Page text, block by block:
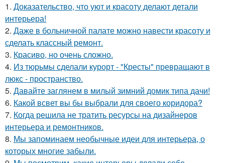
1. Доказательство, что уют и красоту делают детали
интерьера!
2. Даже в больничной палате можно навести красоту и
сделать классный ремонт.
3. Красиво, но очень сложно.
4. Из тюрьмы сделали курорт - "Кресты" превращают в
люкс - пространство.
5. Давайте заглянем в милый зимний домик типа дачи!
6. Какой всвет вы бы выбрали для своего коридора?
7. Когда решила не тратить ресурсы на дизайнеров
интерьера и ремонтников.
8. Мы запоминаем необычные идеи для интерьера, о
которых многие забыли.